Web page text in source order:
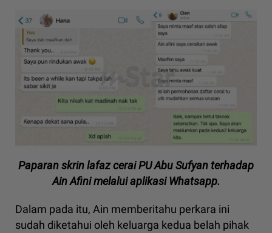
Paparan skrin lafaz cerai PU Abu Sufyan terhadap
Ain Afini melalui aplikasi Whatsapp.
Dalam pada itu, Ain memberitahu perkara ini
sudah diketahui oleh keluarga kedua belah pihak